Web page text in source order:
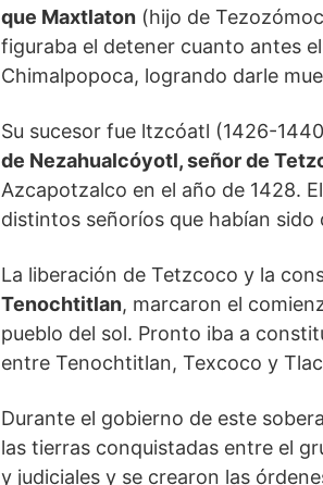
que Maxtlaton (hijo de
figuraba el detener cuanto antes
Chimalpopoca, logrando darle
Su sucesor fue ltzcóatl (1426-
de Nezahualcóyotl, señor de
Azcapotzalco en el año de 1428.
distintos señoríos que habían
La liberación de Tetzcoco y la
Tenochtitlan, marcaron el
pueblo del sol. Pronto iba a
entre Tenochtitlan, Texcoco y
Durante el gobierno de este
las tierras conquistadas entre el
y judiciales y se crearon las